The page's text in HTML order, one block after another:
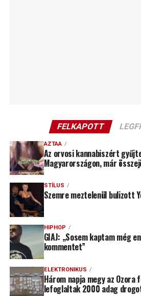
FELKAPOTT
AZTAA
Az orvosi kannabiszért
Magyarországon, már
STÍLUS
Szemre meztelenül bulizott
HIPHOP
GIAJ: „Sosem kaptam még
kommentet”
ELEKTRONIKUS
Három napja megy az Ozora
lefoglaltak 2000 adag